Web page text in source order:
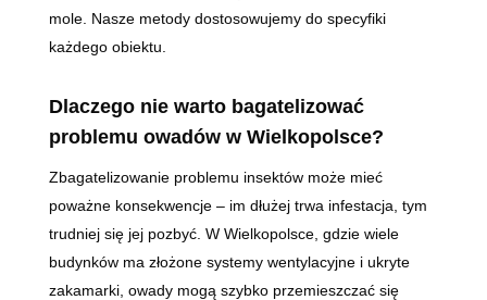
mole. Nasze metody dostosowujemy do specyfiki
każdego obiektu.
Dlaczego nie warto bagatelizować
problemu owadów w Wielkopolsce?
Zbagatelizowanie problemu insektów może mieć
poważne konsekwencje – im dłużej trwa infestacja, tym
trudniej się jej pozbyć. W Wielkopolsce, gdzie wiele
budynków ma złożone systemy wentylacyjne i ukryte
zakamarki, owady mogą szybko przemieszczać się